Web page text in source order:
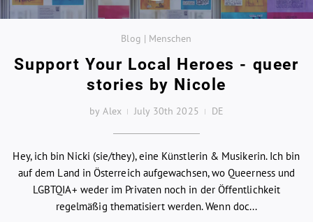
Blog | Menschen
Support Your Local Heroes - queer
stories by Nicole
by Alex July 30th 2025 DE
Hey, ich bin Nicki (sie/they), eine Künstlerin & Musikerin. Ich bin
auf dem Land in Österreich aufgewachsen, wo Queerness und
LGBTQIA+ weder im Privaten noch in der Öffentlichkeit
regelmäßig thematisiert werden. Wenn doc...